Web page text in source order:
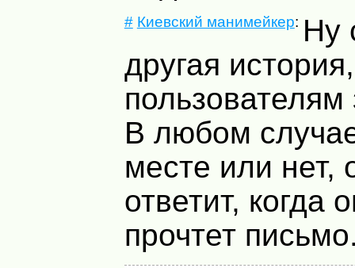
# Киевский манимейкер: Ну
другая
В любом
месте или нет,
ответит, когда
прочтет